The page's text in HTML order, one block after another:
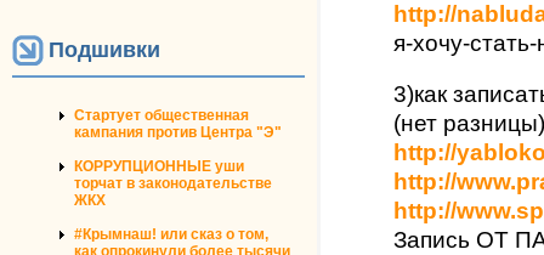
Подшивки
Стартует общественная
кампания против Центра "Э"
КОРРУПЦИОННЫЕ уши
торчат в законодательстве
ЖКХ
#Крымнаш! или сказ о том,
http://
я-хочу-
3)как
(нет разницы)
http://
http://
http://
Запись ОТ